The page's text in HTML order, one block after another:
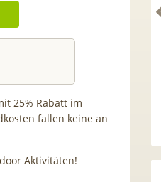
25% Rabatt im
fallen keine an
Aktivitäten!
Wechselbonus! 🎉 50GB 5G
| 0,00€ Anschlusskosten |
5,91€